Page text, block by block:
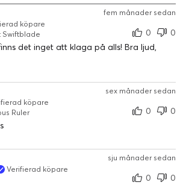
fem månader sedan
köpare
Swiftblade
0
0
det inget att klaga på alls! Bra ljud,
sex månader sedan
köpare
Ruler
0
0
sju månader sedan
Verifierad köpare
0
0